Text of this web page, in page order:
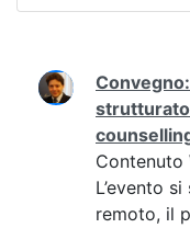
Ricerca
Contenuto
L’evento
remoto, il